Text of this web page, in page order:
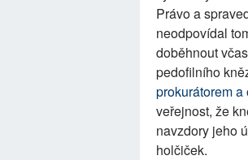
Právo a
neodpovídal
doběhnout
pedofilního
prokurátorem
veřejnost, že
navzdory jeho
holčiček.